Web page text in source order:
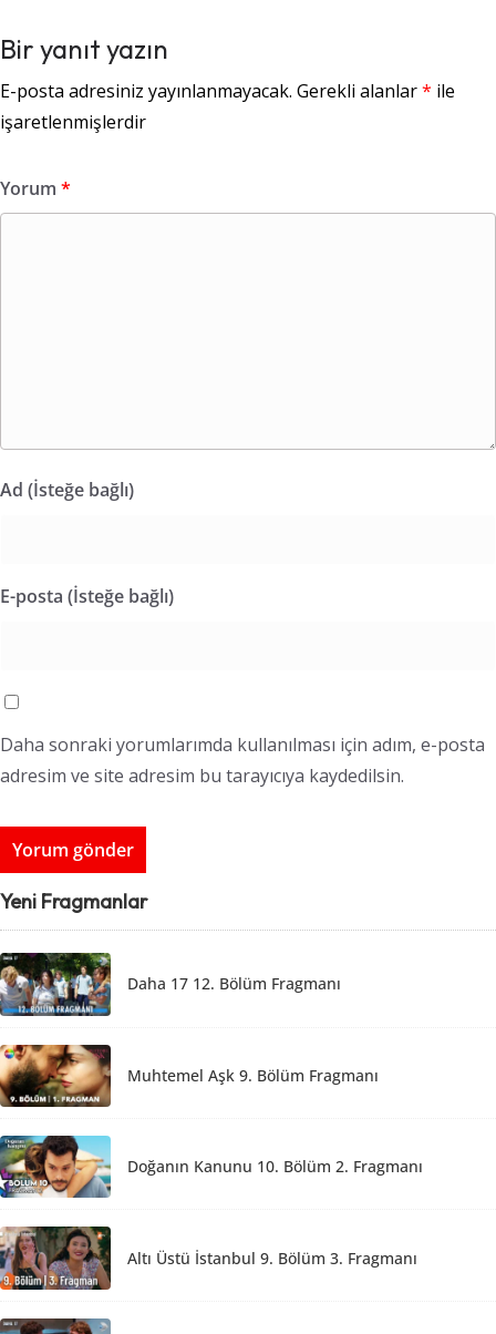
Bir yanıt yazın
E-posta adresiniz yayınlanmayacak. Gerekli alanlar* ile
işaretlenmişlerdir
Yorum *
Ad (İsteğe bağlı)
E-posta (İsteğe bağlı)
Daha sonraki yorumlarımda kullanılması için adım, e-posta
adresim ve site adresim bu tarayıcıya kaydedilsin.
Yeni Fragmanlar
Daha 17 12. Bölüm Fragmanı
Muhtemel Aşk 9. Bölüm Fragmanı
Doğanın Kanunu 10. Bölüm 2. Fragmanı
Altı Üstü İstanbul 9. Bölüm 3. Fragmanı